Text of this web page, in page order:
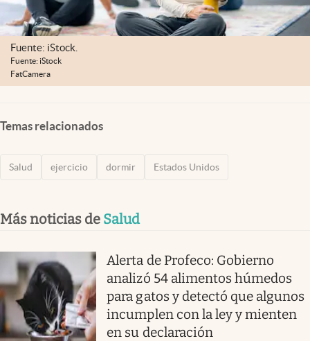
Fuente: iStock.
Fuente: iStock
FatCamera
Temas relacionados
Salud ejercicio dormir Estados Unidos
Más noticias de Salud
Alerta de Profeco: Gobierno
analizó 54 alimentos húmedos
para gatos y detectó que algunos
incumplen con la ley y mienten
en su declaración